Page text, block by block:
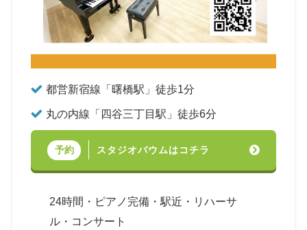
都営新宿線「曙橋駅」徒歩1分
丸の内線「四谷三丁目駅」徒歩6分
予約 スタジオバウムはコチラ
24時間・ピアノ完備・駅近・リハーサ
ル・コンサート